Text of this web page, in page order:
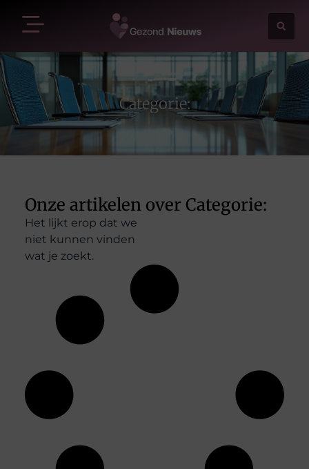
Categorie:
Onze artikelen over Categorie:
Het lijkt erop dat we
niet kunnen vinden
wat je zoekt.